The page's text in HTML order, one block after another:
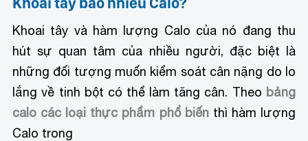
Khoai tây và hàm lượng Calo của nó đang thu
hút sự quan tâm của nhiều người, đặc biệt là
những đối tượng muốn kiểm soát cân nặng do lo
lắng về tinh bột có thể làm tăng cân. Theo bảng
calo các loại thực phẩm phổ biếnthì hàm lượng
Calo trong